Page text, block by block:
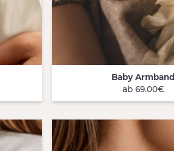
QUICK VIEWBaby Armband
ab 69.00€